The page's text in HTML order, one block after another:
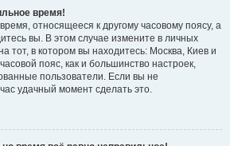
время!
относящееся к другому часовому поясу, а
вы. В этом случае измените в личных
тот, в котором вы находитесь: Москва, Киев и
пояс, как и большинство настроек,
пользователи. Если вы не
удачный момент сделать это.